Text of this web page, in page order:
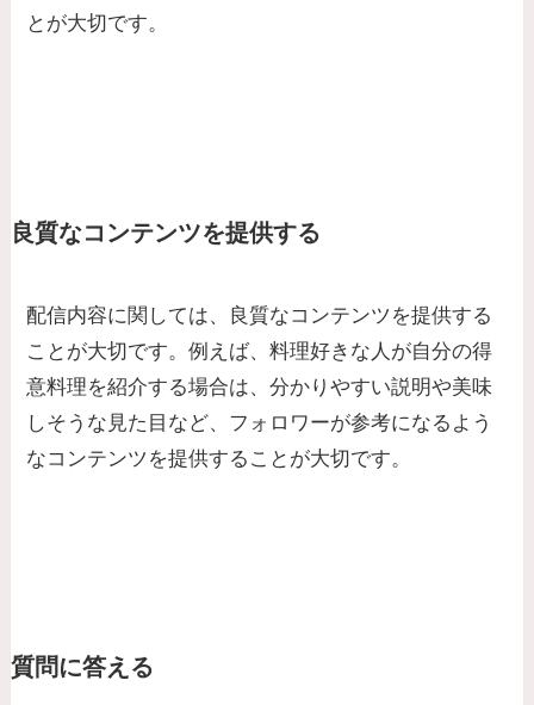
とが大切です。
良質なコンテンツを提供する
配信内容に関しては、良質なコンテンツを提供する
ことが大切です。例えば、料理好きな人が自分の得
意料理を紹介する場合は、分かりやすい説明や美味
しそうな見た目など、フォロワーが参考になるよう
なコンテンツを提供することが大切です。
質問に答える